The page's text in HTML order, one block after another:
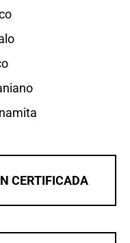
CERTIFICADA